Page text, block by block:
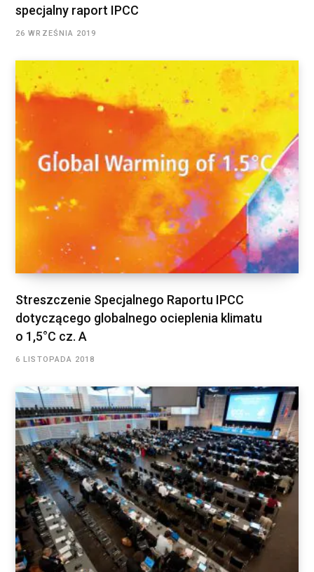
specjalny raport IPCC
26 WRZEŚNIA 2019
Streszczenie Specjalnego Raportu IPCC
dotyczącego globalnego ocieplenia klimatu
o 1,5°C cz. A
6 LISTOPADA 2018